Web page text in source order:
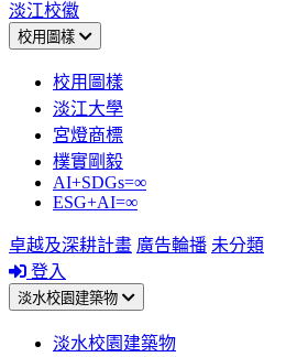
淡江校徽
校用圖樣
校用圖樣
淡江大學
宮燈商標
樸實剛毅
AI+SDGs=∞
ESG+AI=∞
卓越及深耕計畫 廣告輪播 未分類
登入
淡水校園建築物
淡水校園建築物